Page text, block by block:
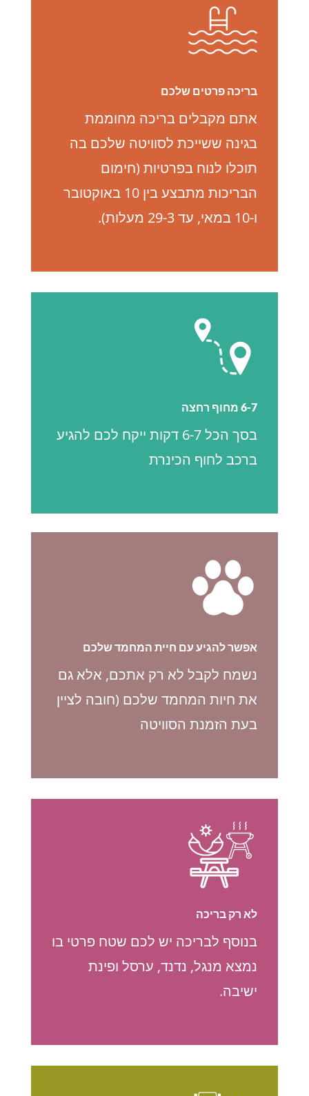
בריכה פרטים שלכם
אתם מקבלים בריכה מחוממת
בגינה ששייכת לסוויטה שלכם בה
תוכלו לנוח בפרטיות (חימום
הבריכות מתבצע בין 10 באוקטובר
ו-10 במאי, עד 29-3 מעלות).
6-7 מחוף רחצה
בסך הכל 6-7 דקות ייקח לכם להגיע
ברכב לחוף הכינרת
אפשר להגיע עם חיית המחמד שלכם
נשמח לקבל לא רק אתכם, אלא גם
את חיות המחמד שלכם (חובה לציין
בעת הזמנת הסוויטה
לא רק בריכה
בנוסף לבריכה יש לכם שטח פרטי בו
נמצא מנגל, נדנד, ערסל ופינת
ישיבה.